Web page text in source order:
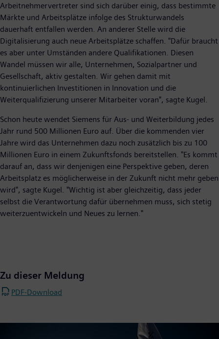
Arbeitnehmervertreter sind sich darüber einig, dass bestimmte
Märkte und Arbeitsplätze infolge des Strukturwandels
dauerhaft entfallen werden. An anderer Stelle wird die
Digitalisierung auch neue Arbeitsplätze schaffen. "Dafür braucht
es aber unter Umständen andere Qualifikationen. Diesen
Wandel müssen wir alle, Unternehmen, Sozialpartner und
Gesellschaft, aktiv gestalten. Wir gehen damit mit
kontinuierlichen Investitionen in Innovation und die
Weiterqualifizierung unserer Mitarbeiter voran", sagte Kugel.
Schon heute wendet Siemens für Aus- und Weiterbildung jedes
Jahr rund 500 Millionen Euro auf. Über die kommenden vier
Jahre wird das Unternehmen dazu noch zusätzlich bis zu 100
Millionen Euro in einem Zukunftsfonds bereitstellen. "Es kommt
darauf an, dass wir denjenigen eine Perspektive geben, deren
Arbeitsplatz es möglicherweise in der Zukunft nicht mehr geben
wird", sagte Kugel. "Wichtig ist aber gleichzeitig, dass jeder
selbst die Verantwortung dafür übernehmen muss, sich stetig
weiterzuentwickeln und Neues zu lernen."
Zu dieser Meldung
PDF-Download